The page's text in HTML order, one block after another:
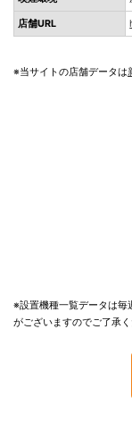
店舗URL
※当サイトの店舗データは
※設置機種一覧データは毎
がございますのでご了承く